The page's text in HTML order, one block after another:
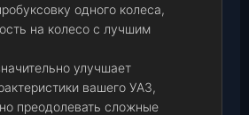
одного колеса,
на колесо с лучшим
улучшает
вашего УАЗ,
преодолевать сложные